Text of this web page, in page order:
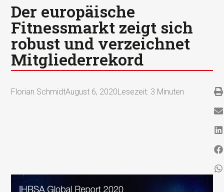
Der europäische
Fitnessmarkt zeigt sich
robust und verzeichnet
Mitgliederrekord
Florian SchmidtAugust 6, 2020Lesezeit: 3 Minuten